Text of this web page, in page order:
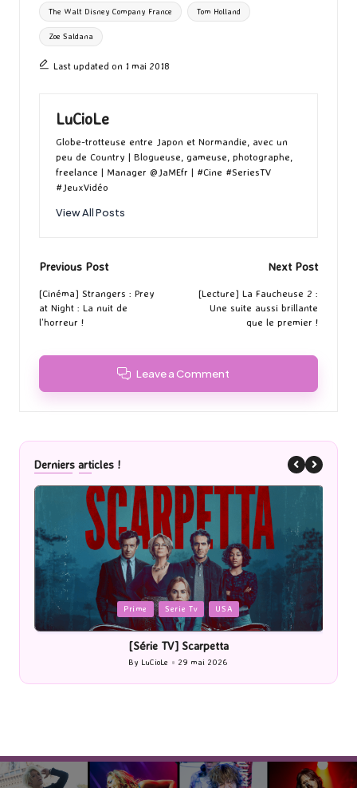
The Walt Disney Company France Tom Holland
Zoe Saldana
Last updated on 1 mai 2018
LuCioLe
Globe-trotteuse entre Japon et Normandie, avec un
peu de Country | Blogueuse, gameuse, photographe,
freelance | Manager @JaMEfr | #Cine #SeriesTV
#JeuxVidéo
View All Posts
Post
navigation
Previous Post
[Cinéma] Strangers : Prey
at Night : La nuit de
l’horreur !
Next Post
[Lecture] La Faucheuse 2 :
Une suite aussi brillante
que le premier !
Leave a Comment
Derniers articles !
Posted
in
Prime Serie Tv USA
[Série TV] Scarpetta
Posted
by
By LuCioLe 29 mai 2026